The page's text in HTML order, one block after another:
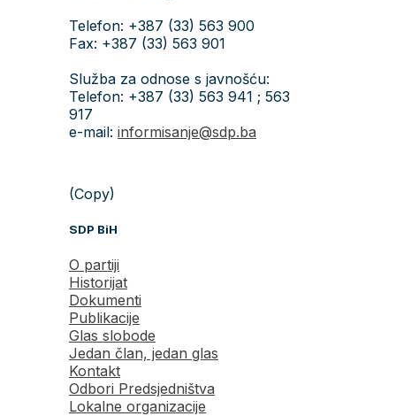
Telefon: +387 (33) 563 900
Fax: +387 (33) 563 901
Služba za odnose s javnošću:
Telefon: +387 (33) 563 941 ; 563
917
e-mail: informisanje@sdp.ba
(Copy)
SDP BiH
O partiji
Historijat
Dokumenti
Publikacije
Glas slobode
Jedan član, jedan glas
Kontakt
Odbori Predsjedništva
Lokalne organizacije